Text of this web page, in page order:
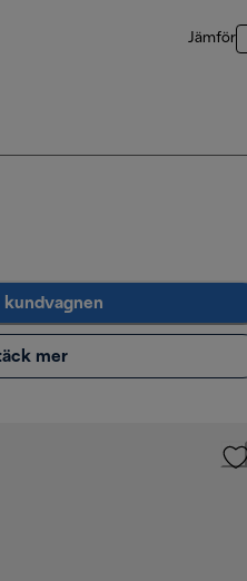
Jämför
kundvagnen
mer